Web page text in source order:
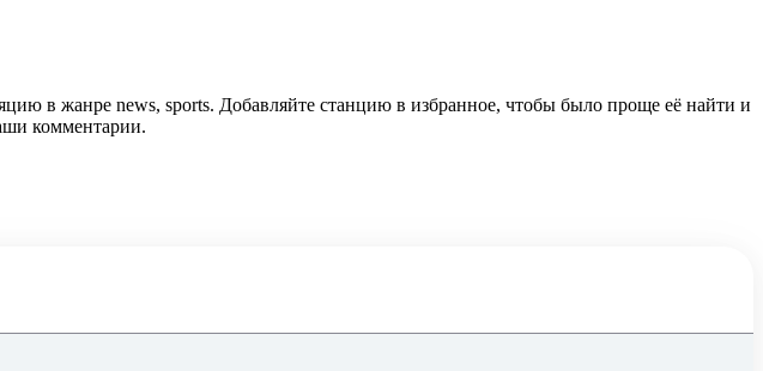
в жанре news, sports. Добавляйте станцию в избранное, чтобы было проще её найти и
комментарии.